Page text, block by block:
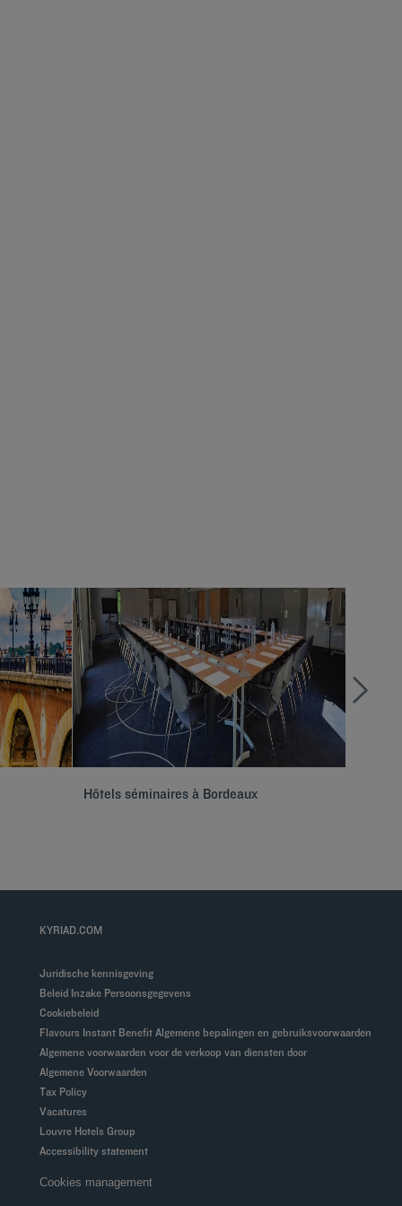
Hôtels séminaires à Bordeaux
KYRIAD.COM
Juridische kennisgeving
Beleid Inzake Persoonsgegevens
Cookiebeleid
Flavours Instant Benefit Algemene bepalingen en gebruiksvoorwaarden
Algemene voorwaarden voor de verkoop van diensten door
Algemene Voorwaarden
Tax Policy
Vacatures
Louvre Hotels Group
Accessibility statement
Cookies management